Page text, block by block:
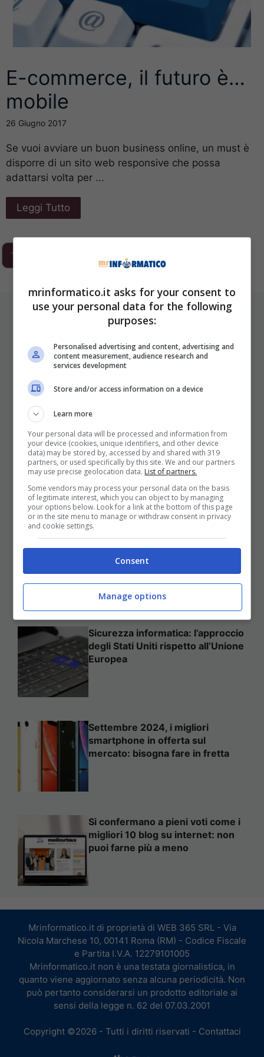
E-commerce, il futuro è…
mobile
26 Giugno 2017
Se vuoi avviare un buon business online, un must è
disporre di un sito web responsive che possa
adattarsi volta per ...
Leggi Tutto
1
ULTIMI ARTICOLI
I Pro E I Contro Di Una Nuova Moda
Che Punta A Cambiare Il Tabacco
Per Sempre
25 Novembre 2025
Come mettere in sicurezza il
proprio sito web
Sicurezza informatica: l’approccio
degli Stati Uniti rispetto all’Unione
Europea
Settembre 2024, i migliori
smartphone in offerta sul
mercato: bisogna fare in fretta
Si confermano a pieni voti come i
migliori 10 blog su internet: non
puoi farne più a meno
Mrinformatico.it di proprietà di WEB 365 SRL - Via
Nicola Marchese 10, 00141 Roma (RM) - Codice Fiscale
e Partita I.V.A. 12279101005
Mrinformatico.it non è una testata giornalistica, in
quanto viene aggiornato senza alcuna periodicità. Non
può pertanto considerarsi un prodotto editoriale ai
sensi della legge n. 62 del 07.03.2001
Copyright ©2026 - Tutti i diritti riservati - Contattaci
mrinformatico.it asks for your consent to
use your personal data for the following
purposes:
Personalised advertising and content, advertising and
content measurement, audience research and
services development
Store and/or access information on a device
Learn more
Your personal data will be processed and information from
your device (cookies, unique identifiers, and other device
data) may be stored by, accessed by and shared with 319
partners, or used specifically by this site. We and our partners
may use precise geolocation data. List of partners.
Some vendors may process your personal data on the basis
of legitimate interest, which you can object to by managing
your options below. Look for a link at the bottom of this page
or in the site menu to manage or withdraw consent in privacy
and cookie settings.
Consent
Manage options